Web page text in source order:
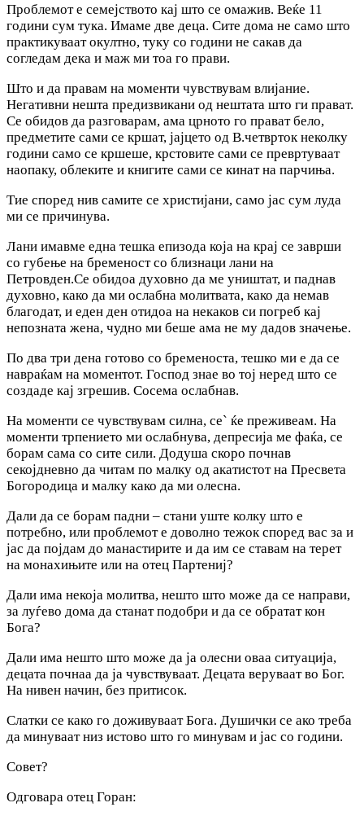
Проблемот е семејството кај што се омажив. Веќе 11
години сум тука. Имаме две деца. Сите дома не само што
практикуваат окултно, туку со години не сакав да
согледам дека и маж ми тоа го прави.
Што и да правам на моменти чувствувам влијание.
Негативни нешта предизвикани од нештата што ги прават.
Се обидов да разговарам, ама црното го прават бело,
предметите сами се кршат, јајцето од В.четврток неколку
години само се кршеше, крстовите сами се превртуваат
наопаку, облеките и книгите сами се кинат на парчиња.
Тие според нив самите се христијани, само јас сум луда
ми се причинува.
Лани имавме една тешка епизода која на крај се заврши
со губење на бременост со близнаци лани на
Петровден.Се обидоа духовно да ме уништат, и паднав
духовно, како да ми ослабна молитвата, како да немав
благодат, и еден ден отидоа на некаков си погреб кај
непозната жена, чудно ми беше ама не му дадов значење.
По два три дена готово со бременоста, тешко ми е да се
навраќам на моментот. Господ знае во тој неред што се
создаде кај згрешив. Сосема ослабнав.
На моменти се чувствувам силна, се` ќе преживеам. На
моменти трпението ми ослабнува, депресија ме фаќа, се
борам сама со сите сили. Додуша скоро почнав
секојдневно да читам по малку од акатистот на Пресвета
Богородица и малку како да ми олесна.
Дали да се борам падни – стани уште колку што е
потребно, или проблемот е доволно тежок според вас за и
јас да појдам до манастирите и да им се ставам на терет
на монахињите или на отец Партениј?
Дали има некоја молитва, нешто што може да се направи,
за луѓево дома да станат подобри и да се обратат кон
Бога?
Дали има нешто што може да ја олесни оваа ситуација,
децата почнаа да ја чувствуваат. Децата веруваат во Бог.
На нивен начин, без притисок.
Слатки се како го доживуваат Бога. Душички се ако треба
да минуваат низ истово што го минувам и јас со години.
Совет?
Одговара отец Горан: